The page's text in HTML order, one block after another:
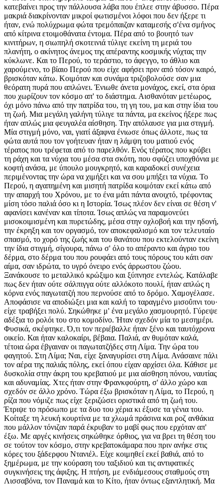
κατεβαίνει προς την πάλλουσα λάβα που έπλεε στην άβυσσο. Πέρα
μακριά διακρίνονταν μικροί φωτισμένοι λόφοι που δεν ήξερε τι
ήταν, ενώ πολύχρωμα φώτα τρεμόπαιζαν καταμεσής σ'ένα σμήνος
από κίτρινα ετοιμοθάνατα έντομα. Πέρα από το βουητό των
κινιτήρων, η σιωπηλή σκοτεινιά τύλιγε εκείνη τη μεριά του
πλανήτη, ο ακίνητος άνεμος της απέραντης κοσμικής νύχτας την
κύκλωνε. Και το Περού, το τεράστιο, το άφεγγο, το άθλιο και
χαρούμενο, το βίαιο Περού που είχε αφήσει πριν από τόσον καιρό,
βρισκόταν κάτω. Κοιμόταν και συνάμα τριζοβολούσε σαν μια
θεόρατη πυρά που απλώνει. Ένιωθε άνετα μονάχος, εκεί, στα όρια
που χωρίζουν τον κόσμο απ' το διάστημα. Αισθανόταν μετέωρος,
όχι μόνο πάνω από την πατρίδα του, τη γη του, μα και στην ίδια του
τη ζωή. Μια μεγάλη γαλήνη τύλιγε τα πάντα, μα εκείνος ήξερε πως
ήταν απλώς μια φευγαλέα αίσθηση. Την απόλαυσε για μια στιγμή.
Μία στιγμή μόνο, ναι, γιατί άξαφνα ένιωσε όπως άλλοτε, πως τα
φώτα αυτά που τον γοήτευαν ήταν η λάμψη του ματιού ενός
τέρατος που τρέφεται από το παρελθόν. Ενός τέρατος που κρύβει
τη ράχη και τα νύχια του μέσα στα σκότη, που σφύζει υποχθόνια με
κοφτή ανάσα, με ύπουλο μουγκρητό, και καραδοκεί συνέχεια
περιμένοντας την ώρα να χιμήξει και να σου μπήξει τα νύχια. Το
Περού, η αγαπημένη και μισητή πατρίδα κοιμόταν εκεί κάτω από
την απαρχή του Χρόνου, με το ένα μάτι πάντα ανοιχτό, τρέφοντας
μίση τόσο παλιά όσο κι η Ιστορία. Ίσως πλέον δεν είναι σε θέση ν'
αφανίσει κανέναν και τίποτα. Ίσως απλώς να παραμονεύει
μισοκοιμισμένη και πυρετώδης, μέσα στην οχλοβοή και την ηδονή,
την έκρηξη και τον οργασμό, τον αποκεφαλισμό και τον τελευταίο
σπασμό, το χορό της ζωής και του θανάτου που εκτελούνταν εκείνη
την ίδια στιγμή, σίγουρα, πάνω σ' όλο το απέραντο και άγριο του
δέρμα, στο δέρμα του που ρουφάει από τους πόρους του κάτι σαν
αίμα, σαν ιδρώτα, το υγρό όνειρο ενός άρρωστου ζώου.
Ξανάκουσε το μεταλλικό κρώξιμο και ξύπνησε εντελώς. Κατάλαβε
πως δεν ήταν ούτε σάλπιγγα ούτε αλλόκοτο πουλί, ήταν απλώς η
κόρνα ενός παγωτατζή που περνούσε από το δρόμο. Χαμογέλασε.
Αποφάσισε να αποδιώξει μια και καλή το ταραγμένο μισοΰπνι του·
είχε τραβήξει πολύ. Σηκώθηκε μ' ένα μεγάλο χασμουρητό. Γύρεψε
αδέξια το ρολόι του στο κομοδίνο. Ήταν σχεδόν μία το μεσημέρι.
Φυσικά, σκέφτηκε. Ό,τι τον περιέβαλλε ήταν ξένο και ταυτόχρονα
οικείο. Και ήταν καλοκαίρι, βέβαια. Παλιά, αν θυμόταν καλά,
τέτοια ώρα έβγαιναν οι παγωτατζήδες στη Λίμα. Την ώρα του
φαγητού. Στη Λίμα; Ναι, είχε ξαναγυρίσει στη Λίμα. Ανάσαινε πάλι
τον αέρα της παλιάς πόλης, εκεί όπου είχαν αρχίσει όλα. Κάθισε με
δυσκολία στην άκρη του κρεβατιού με μια αίσθηση πόνου, ναυτίας
και αδυναμίας. Χτες ήταν στην Φρανκφούρτη, σ' άλλο χώρο και
σχεδόν σε άλλο χρόνο. Τώρα έξω βρισκόταν η Λίμα, το Περού, η
ρίζα που νόμιζε πως είχε ξεριζώσει οριστικά από τη ζωή του.
Έτριψε το πρόσωπο με τα δυο του χέρια κι έξυσε τα γένια του.
Κοίταξε τη λευκή κουρτίνα με τα χλωμά πράσινα και ροζ ανθάκια
που μάλλον τόνιζαν παρά έκρυβαν το μαβί φως που ερχόταν απ'
έξω. Με αργές κινήσεις σηκώθηκε όρθιος, για να βρει τη θέση του
σε τούτον τον κόσμο, στην κρεβατοκάμαρα που πριν ανήκε στις
κόρες του ξάδερφου Ντανιέλ. Είχε κοιμηθεί εκεί βαθιά, από το
ξημέρωμα, με την κούραση του ταξιδιού και τις αντιφατικές
συγκινήσεις της άφιξης. Η πτήση, με ενδιάμεσους σταθμούς στη
Λισσαβόνα, τον Παναμά και το Κίτο, ήταν όντως εξαντλητική. Μα